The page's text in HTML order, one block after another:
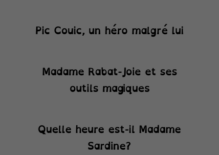
Pic Couic, un héro malgré lui
Madame Rabat-Joie et ses
outils magiques
Quelle heure est-il Madame
Sardine?